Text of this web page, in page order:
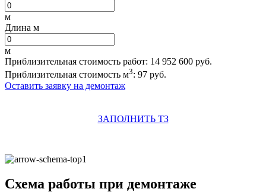
м
Длина м
м
Приблизительная стоимость работ: 14 952 600 руб.
Приблизительная стоимость м3: 97 руб.
Оставить заявку на демонтаж
ЗАПОЛНИТЬ ТЗ
Схема работы при демонтаже